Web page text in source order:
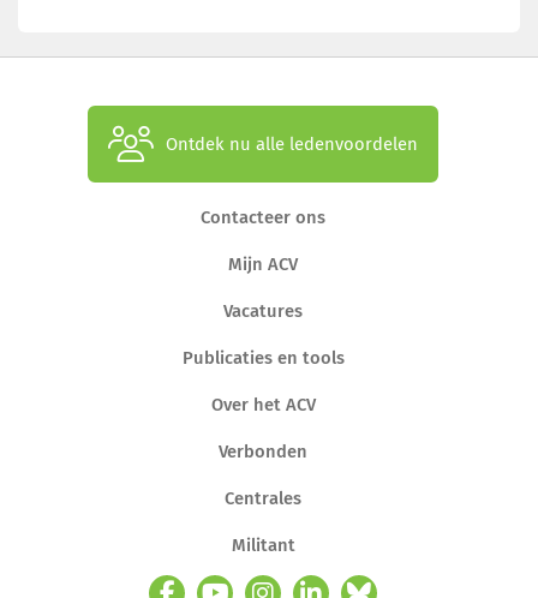
Ontdek nu alle ledenvoordelen
Contacteer ons
Mijn ACV
Vacatures
Publicaties en tools
Over het ACV
Verbonden
Centrales
Militant